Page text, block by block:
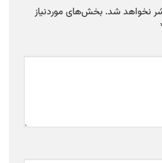
نخواهد شد. بخش‌های موردنیاز